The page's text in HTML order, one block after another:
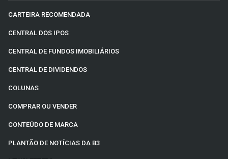
CARTEIRA RECOMENDADA
CENTRAL DOS IPOS
CENTRAL DE FUNDOS IMOBILIÁRIOS
CENTRAL DE DIVIDENDOS
COLUNAS
COMPRAR OU VENDER
CONTEÚDO DE MARCA
PLANTÃO DE NOTÍCIAS DA B3